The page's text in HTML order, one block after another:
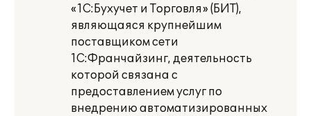
«1С:Бухучет и Торговля» (БИТ),
являющаяся крупнейшим
поставщиком сети
1С:Франчайзинг, деятельность
которой связана с
предоставлением услуг по
внедрению автоматизированных